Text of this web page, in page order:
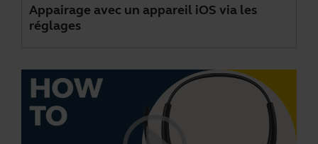
Appairage avec un appareil iOS via les
réglages